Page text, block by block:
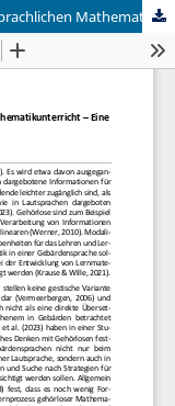
Variablen und ihre Aspekte im gebärdensprachlichen Mathematikunterricht – Eine Fallstudie mit Österreichischer Gebärdensprache